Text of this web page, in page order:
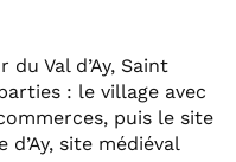
Val d’Ay, Saint
: le village avec
puis le site
site médiéval